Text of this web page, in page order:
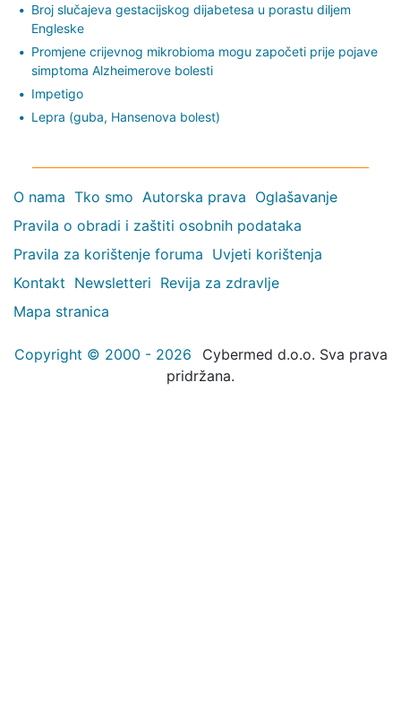
Broj slučajeva gestacijskog dijabetesa u porastu diljem
Engleske
Promjene crijevnog mikrobioma mogu započeti prije pojave
simptoma Alzheimerove bolesti
Impetigo
Lepra (guba, Hansenova bolest)
O nama Tko smo Autorska prava Oglašavanje
Pravila o obradi i zaštiti osobnih podataka
Pravila za korištenje foruma Uvjeti korištenja
Kontakt Newsletteri Revija za zdravlje
Mapa stranica
Copyright © 2000 - 2026
Cybermed d.o.o. Sva prava
pridržana.